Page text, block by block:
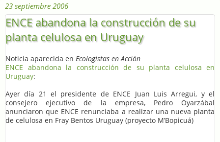
23 septiembre 2006
ENCE abandona la construcción de su
planta celulosa en Uruguay
Noticia aparecida en Ecologistas en Acción
ENCE abandona la construcción de su planta celulosa en
Uruguay:
Ayer día 21 el presidente de ENCE Juan Luis Arregui, y el
consejero ejecutivo de la empresa, Pedro Oyarzábal
anunciaron que ENCE renunciaba a realizar una nueva planta
de celulosa en Fray Bentos Uruguay (proyecto M’Bopicuá)